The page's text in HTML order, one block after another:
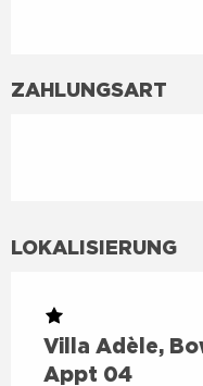
ZAHLUNGSART
LOKALISIERUNG
Villa Adèle,
Appt 04